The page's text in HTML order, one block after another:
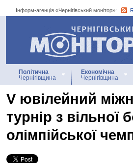
Інформ-агенція «Чернігівський монітор»:
Інформ-агенція
«Чернігівський
Політична
Чернігівщина
Економічна
Чернігівщина
V ювілейний
турнір з вільної
олімпійської